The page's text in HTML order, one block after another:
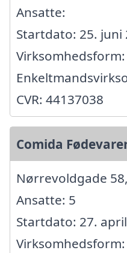
Ansatte:
Startdato: 25. juni
Virksomhedsform:
CVR: 44137038
Comida
Nørrevoldgade
Ansatte: 5
Startdato: 27.